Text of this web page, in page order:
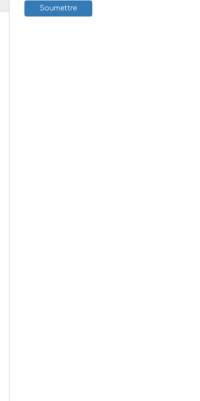
Soumettre